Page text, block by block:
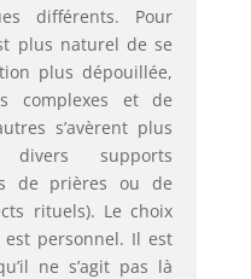
différents. Pour
plus naturel de se
plus dépouillée,
complexes et de
s’avèrent plus
supports
de prières ou de
rituels). Le choix
est personnel. Il est
ne s’agit pas là